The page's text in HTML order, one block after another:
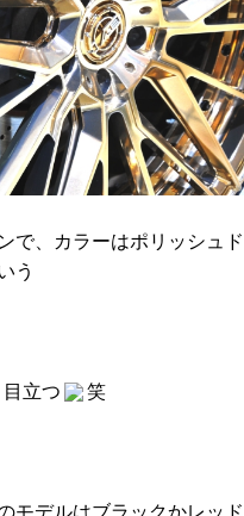
で、カラーはポリッシュド
う
立つ 笑
モデルはブラックかレッド